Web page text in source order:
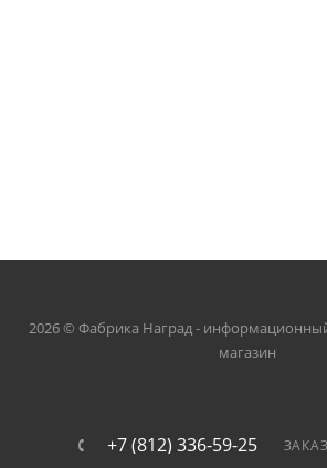
2026 © Фабрика Наград -
магазин
+7 (812) 336-59-25